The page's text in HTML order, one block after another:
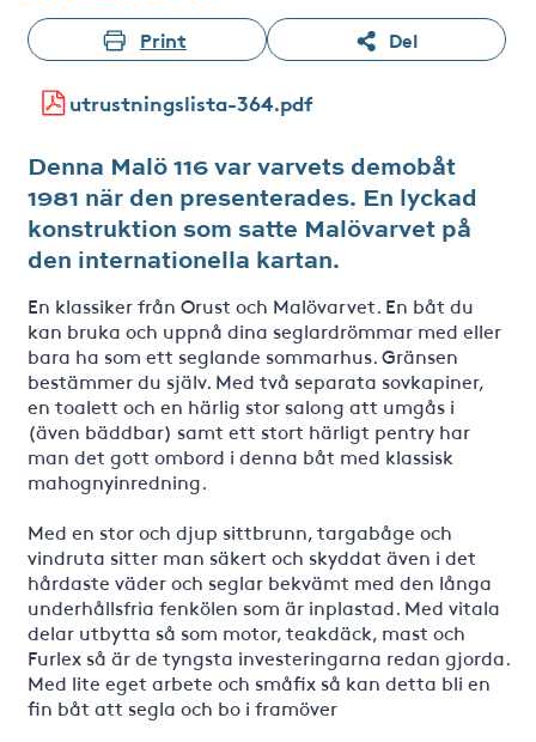
Print Del
utrustningslista-364.pdf
Denna Malö 116 var varvets demobåt
1981 när den presenterades. En lyckad
konstruktion som satte Malövarvet på
den internationella kartan.
En klassiker från Orust och Malövarvet. En båt du
kan bruka och uppnå dina seglardrömmar med eller
bara ha som ett seglande sommarhus. Gränsen
bestämmer du själv. Med två separata sovkapiner,
en toalett och en härlig stor salong att umgås i
(även bäddbar) samt ett stort härligt pentry har
man det gott ombord i denna båt med klassisk
mahognyinredning.
Med en stor och djup sittbrunn, targabåge och
vindruta sitter man säkert och skyddat även i det
hårdaste väder och seglar bekvämt med den långa
underhållsfria fenkölen som är inplastad. Med vitala
delar utbytta så som motor, teakdäck, mast och
Furlex så är de tyngsta investeringarna redan gjorda.
Med lite eget arbete och småfix så kan detta bli en
fin båt att segla och bo i framöver